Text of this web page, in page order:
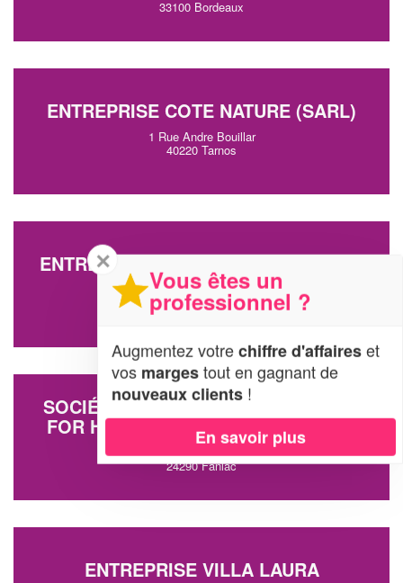
33100 Bordeaux
ENTREPRISE COTE NATURE (SARL)
1 Rue Andre Bouillar
40220 Tarnos
ENTREPRISE BITSCHINE JEAN-MARC
3 Le Belier
33210 Bommes
SOCIÉTÉ ADVISERS AND PARTNERS
FOR HIGHER PERFORMANCE (SAS)
5 Place De L'eglise
24290 Fanlac
ENTREPRISE VILLA LAURA
✕
Vous êtes un
professionnel ?
Augmentez votrechiffre d'affaireset
vos margestout en gagnant de
nouveaux clients !
En savoir plus